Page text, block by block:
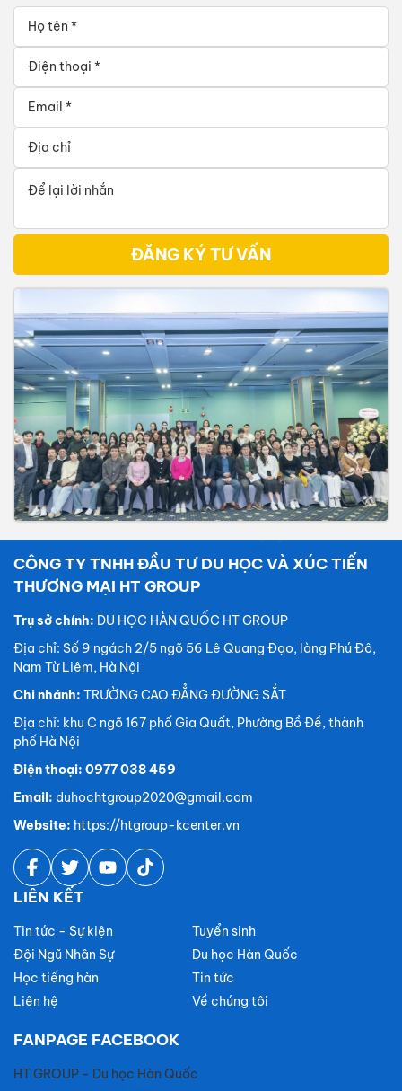
ĐĂNG KÝ TƯ VẤN
CÔNG TY TNHH ĐẦU TƯ DU HỌC VÀ XÚC TIẾN
THƯƠNG MẠI HT GROUP
Trụ sở chính: DU HỌC HÀN QUỐC HT GROUP
Địa chỉ: Số 9 ngách 2/5 ngõ 56 Lê Quang Đạo, làng Phú Đô,
Nam Từ Liêm, Hà Nội
Chi nhánh: TRƯỜNG CAO ĐẲNG ĐƯỜNG SẮT
Địa chỉ: khu C ngõ 167 phố Gia Quất, Phường Bồ Đề, thành
phố Hà Nội
Điện thoại: 0977 038 459
Email: duhochtgroup2020@gmail.com
Website: https://htgroup-kcenter.vn
LIÊN KẾT
Tin tức - Sự kiện
Tuyển sinh
Đội Ngũ Nhân Sự
Du học Hàn Quốc
Học tiếng hàn
Tin tức
Liên hệ
Về chúng tôi
FANPAGE FACEBOOK
HT GROUP - Du học Hàn Quốc